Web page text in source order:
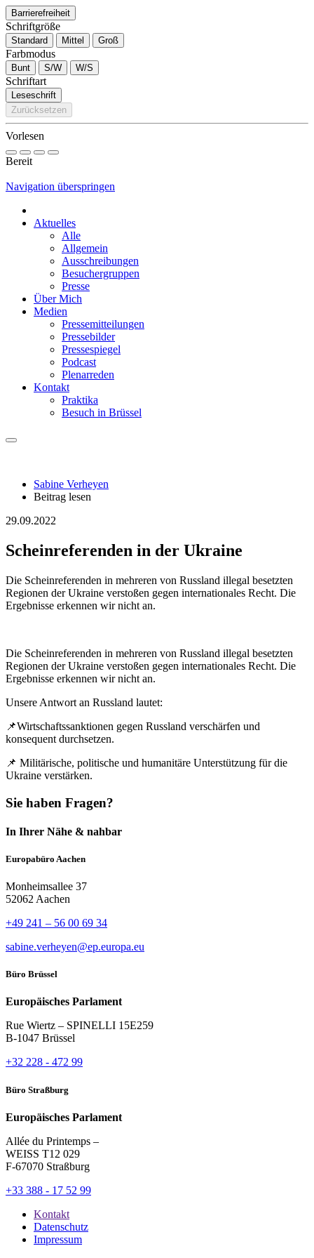
Barrierefreiheit
Schriftgröße
Standard Mittel Groß
Farbmodus
Bunt S/W W/S
Schriftart
Leseschrift
Zurücksetzen
Vorlesen
Bereit
Navigation überspringen
Aktuelles
Alle
Allgemein
Ausschreibungen
Besuchergruppen
Presse
Über Mich
Medien
Pressemitteilungen
Pressebilder
Pressespiegel
Podcast
Plenarreden
Kontakt
Praktika
Besuch in Brüssel
Sabine Verheyen
Beitrag lesen
29.09.2022
Scheinreferenden in der Ukraine
Die Scheinreferenden in mehreren von Russland illegal besetzten
Regionen der Ukraine verstoßen gegen internationales Recht. Die
Ergebnisse erkennen wir nicht an.
Die Scheinreferenden in mehreren von Russland illegal besetzten
Regionen der Ukraine verstoßen gegen internationales Recht. Die
Ergebnisse erkennen wir nicht an.
Unsere Antwort an Russland lautet:
📌Wirtschaftssanktionen gegen Russland verschärfen und
konsequent durchsetzen.
📌 Militärische, politische und humanitäre Unterstützung für die
Ukraine verstärken.
Sie haben Fragen?
In Ihrer Nähe & nahbar
Europabüro Aachen
Monheimsallee 37
52062 Aachen
+49 241 – 56 00 69 34
sabine.verheyen@ep.europa.eu
Büro Brüssel
Europäisches Parlament
Rue Wiertz – SPINELLI 15E259
B-1047 Brüssel
+32 228 - 472 99
Büro Straßburg
Europäisches Parlament
Allée du Printemps –
WEISS T12 029
F-67070 Straßburg
+33 388 - 17 52 99
Kontakt
Datenschutz
Impressum